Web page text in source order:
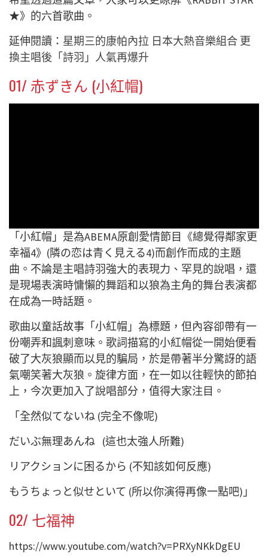
★》的六首歌曲。
延伸閱讀： 星期三的康帕內拉 日本大熱音樂組合 更
換主唱後「詩羽」人氣再爆升
01/ 赤ずきん (小紅帽)
「小紅帽」 是為ABEMA原創愛情節目《總覺得鄰家更
幸福4》(隣の恋は青く見える4)而創作而成的主題
曲。不論是主唱詩羽強大的表現力、罕見的說唱，還
是現場表演時慵懶的舞蹈和以狼為主角的舞台表演都
在成為一時話題。
歌曲以童話故事「小紅帽」為標題，但內容卻帶有一
份嘲弄和諷刺意味。歌詞描寫的小紅帽從一開始便看
破了大灰狼顯而以見的騙局，於是帶著半分驚訝的語
氣嘲笑著大灰狼。旋律方面，在一如以往輕快的節拍
上，今次更加入了說唱部分，值得大家注目。
「全然似てないね (完全不像呢)
だいぶ無理あんね (這也太強人所難)
リアクションに困るから (不知該如何反應)
もうちょっと似せといて (所以你演得再像一點吧)」
02/ 七福神
https://www.youtube.com/watch?v=PRXyNKkDgEU